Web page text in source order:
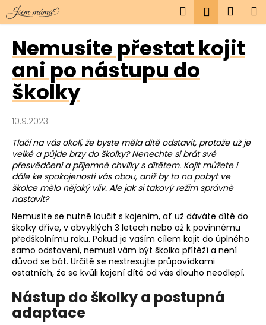
Přejít
na
obsah
Hledat
Nemusíte přestat kojit
ani po nástupu do
školky
10.9.2023
Tlačí na vás okolí, že byste měla dítě odstavit, protože už je
velké a půjde brzy do školky? Nenechte si brát své
přesvědčení a příjemné chvilky s dítětem. Kojit můžete i
dále ke spokojenosti vás obou, aniž by to na pobyt ve
školce mělo nějaký vliv. Ale jak si takový režim správně
nastavit?
Nemusíte se nutně loučit s kojením, ať už dáváte dítě do
školky dříve, v obvyklých 3 letech nebo až k povinnému
předškolnímu roku. Pokud je vaším cílem kojit do úplného
samo odstavení, nemusí vám být školka přítěží a není
důvod se bát. Určitě se nestresujte průpovídkami
ostatních, že se kvůli kojení dítě od vás dlouho neodlepí.
Nástup do školky a postupná
adaptace
o
C
o
p
t
ř
e
b
u
j
e
t
e
n
a
j
í